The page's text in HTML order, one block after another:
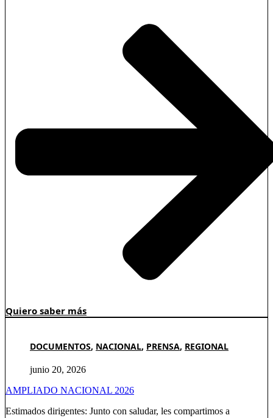
Quiero saber más
DOCUMENTOS, NACIONAL, PRENSA, REGIONAL
junio 20, 2026
AMPLIADO NACIONAL 2026
Estimados dirigentes: Junto con saludar, les compartimos a